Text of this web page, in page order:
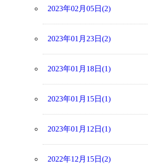
2023年02月05日(2)
2023年01月23日(2)
2023年01月18日(1)
2023年01月15日(1)
2023年01月12日(1)
2022年12月15日(2)